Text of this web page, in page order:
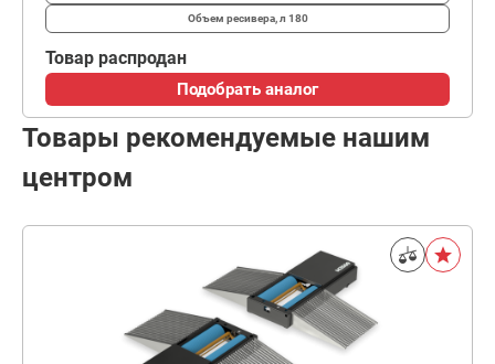
Объем ресивера, л 180
Товар распродан
Подобрать аналог
Товары рекомендуемые нашим
центром